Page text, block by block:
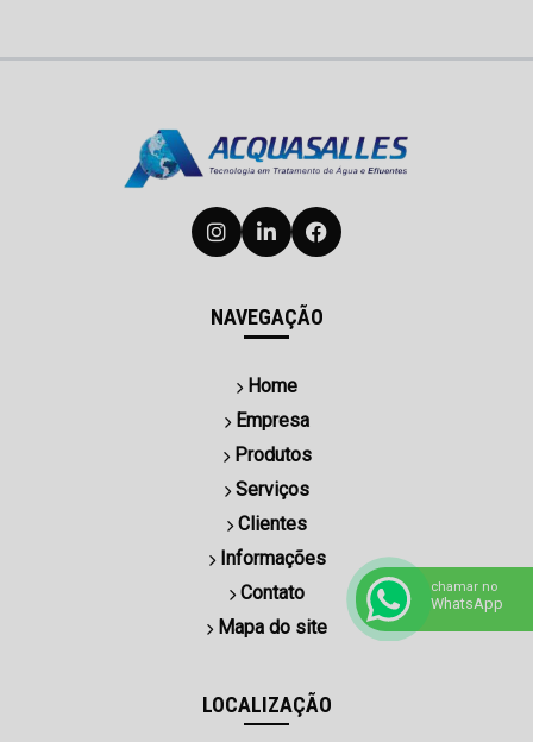
NAVEGAÇÃO
Home
Empresa
Produtos
Serviços
Clientes
Informações
Contato
Mapa do site
LOCALIZAÇÃO
chamar no
WhatsApp